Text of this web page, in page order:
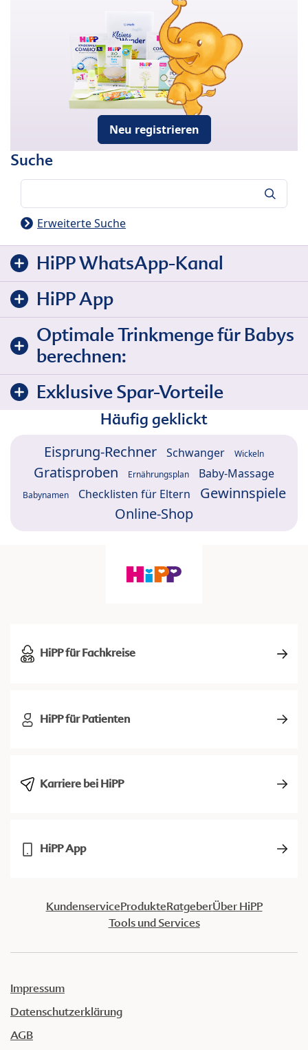
Neu registrieren
Suche
Erweiterte Suche
HiPP WhatsApp-Kanal
HiPP App
Optimale Trinkmenge für Babys
berechnen:
Exklusive Spar-Vorteile
Häufig geklickt
Eisprung-Rechner Schwanger Wickeln
Gratisproben Ernährungsplan Baby-Massage
Babynamen Checklisten für Eltern
Gewinnspiele
Online-Shop
HiPP für Fachkreise
HiPP für Patienten
Karriere bei HiPP
HiPP App
KundenserviceProdukteRatgeberÜber HiPP
Tools und Services
Impressum
Datenschutzerklärung
AGB